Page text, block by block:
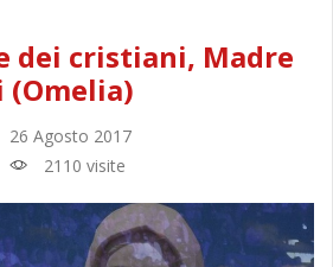
dei cristiani, Madre
(Omelia)
26 Agosto 2017
2110 visite